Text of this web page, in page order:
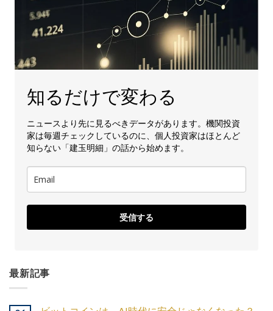
知るだけで変わる
ニュースより先に見るべきデータがあります。機関投資
家は毎週チェックしているのに、個人投資家はほとんど
知らない「建玉明細」の話から始めます。
受信する
最新記事